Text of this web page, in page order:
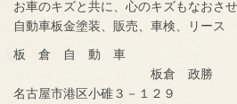
お車のキズと共に、心のキズもなおさ
自動車板金塗装、販売、車検、リース
板 倉 自 動 車
板倉 政勝
名古屋市港区小碓３－１２９